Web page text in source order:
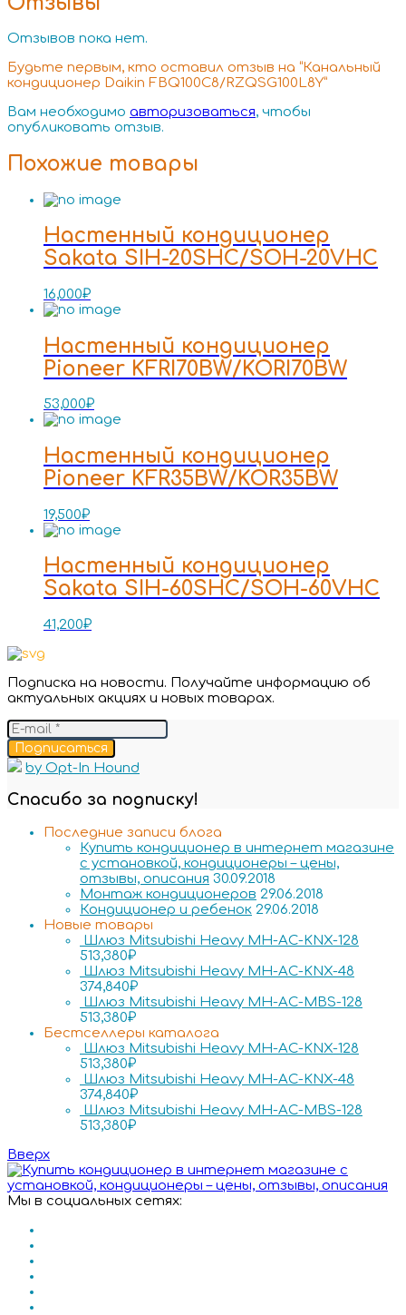
Отзывов пока нет.
Будьте первым, кто оставил отзыв на “Канальный
кондиционер Daikin FBQ100C8/RZQSG100L8Y”
Вам необходимо авторизоваться, чтобы
опубликовать отзыв.
Похожие товары
Настенный кондиционер
Sakata SIH-20SHC/SOH-20VHC
16,000₽
Настенный кондиционер
Pioneer KFRI70BW/KORI70BW
53,000₽
Настенный кондиционер
Pioneer KFR35BW/KOR35BW
19,500₽
Настенный кондиционер
Sakata SIH-60SHC/SOH-60VHC
41,200₽
Подписка на новости. Получайте информацию об
актуальных акциях и новых товарах.
Подписаться
by Opt-In Hound
Спасибо за подписку!
Последние записи блога
Купить кондиционер в интернет магазине
с установкой, кондиционеры – цены,
отзывы, описания 30.09.2018
Монтаж кондиционеров 29.06.2018
Кондиционер и ребенок 29.06.2018
Новые товары
Шлюз Mitsubishi Heavy MH-AC-KNX-128
513,380₽
Шлюз Mitsubishi Heavy MH-AC-KNX-48
374,840₽
Шлюз Mitsubishi Heavy MH-AC-MBS-128
513,380₽
Бестселлеры каталога
Шлюз Mitsubishi Heavy MH-AC-KNX-128
513,380₽
Шлюз Mitsubishi Heavy MH-AC-KNX-48
374,840₽
Шлюз Mitsubishi Heavy MH-AC-MBS-128
513,380₽
Вверх
Мы в социальных сетях: